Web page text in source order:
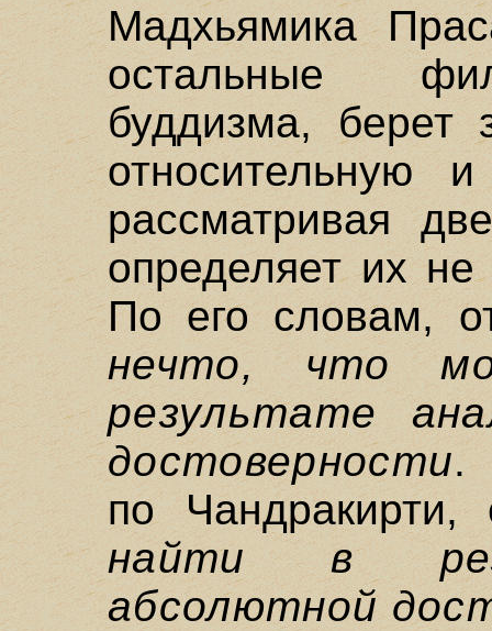
Мадхьямика
остальные
буддизма, берет
относительную
рассматривая
определяет их
По его словам,
нечто, что
результате
достоверности.
по
найти в
абсолютной